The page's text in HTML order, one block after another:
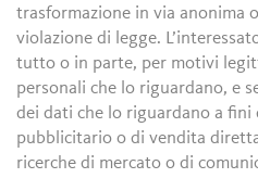
trasformazione in via anonima
violazione di legge.
tutto o in parte, per motivi
personali che lo riguardano, e
dei dati che lo riguardano a
pubblicitario o di vendita
ricerche di mercato o di